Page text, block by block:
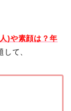
)や素顔は？年
して、